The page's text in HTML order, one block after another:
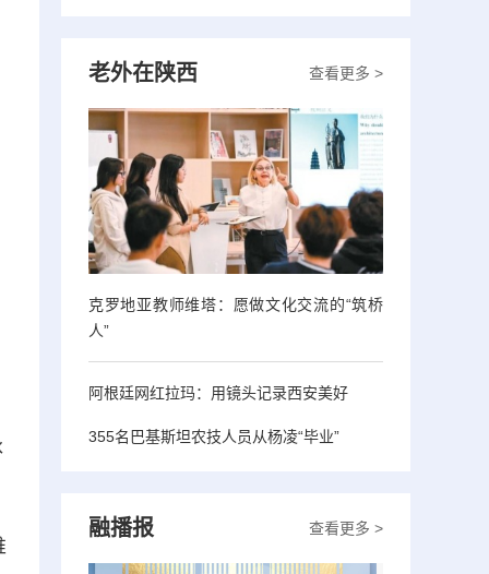
查看更多 >
老外在陕西
克罗地亚教师维塔：愿做文化交流的“筑桥
人”
阿根廷网红拉玛：用镜头记录西安美好
355名巴基斯坦农技人员从杨凌“毕业”
查看更多 >
融播报